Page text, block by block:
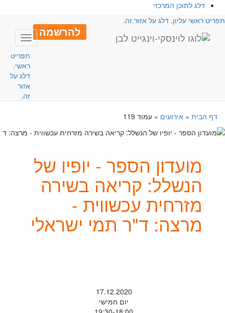
דלג לתוכן המרכזי
ראשי עליון. דלג על אזור זה.
להרשמה
Toggle
תפריט
ראשי.
דלג על
אזור
זה.
דף הבית» אירועים» עמוד 119
מועדון הספר - יופיו של
הנשלל: קריאה בשירה
מזרחית עכשווית -
מרצה: ד"ר תמי ישראלי
17.12.2020
יום חמישי